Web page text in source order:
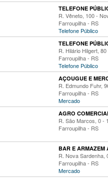
TELEFONE
R. Vêneto, 100 -
Farroupilha - RS
Telefone Público
TELEFONE
R. Hilário Hilgert,
Farroupilha - RS
Telefone Público
AÇOUGUE E
R. Edmundo Fuhr,
Farroupilha - RS
Mercado
AGRO
R. São Marcos, 0 -
Farroupilha - RS
BAR E ARMAZEM
R. Nova Sardenha,
Farroupilha - RS
Mercado